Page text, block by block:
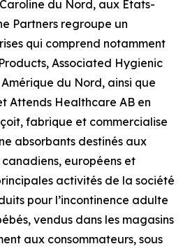
du Nord, aux États-
Partners regroupe un
qui comprend notamment
Associated Hygienic
du Nord, ainsi que
Attends Healthcare AB en
fabrique et commercialise
absorbants destinés aux
européens et
activités de la société
pour l’incontinence adulte
vendus dans les magasins
aux consommateurs, sous